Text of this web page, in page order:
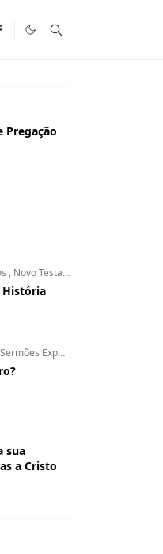
Pregação
, Novo Testamento
História
Sermões Expositivos
sua
a Cristo